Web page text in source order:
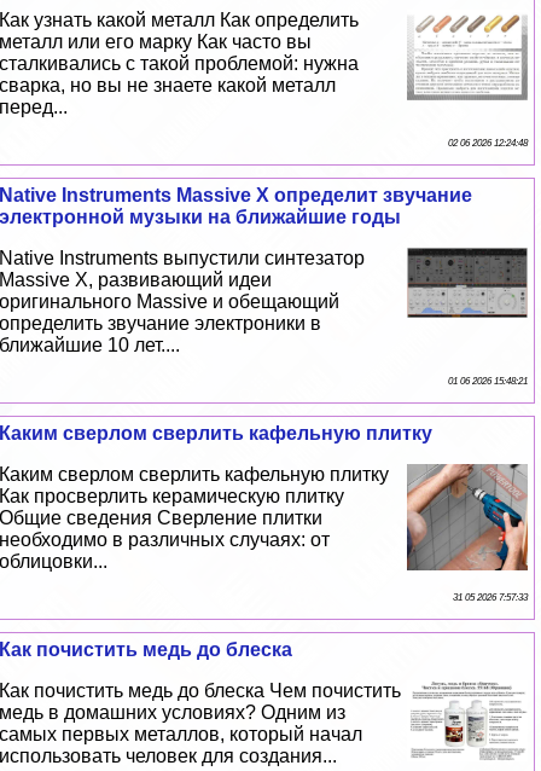
Как узнать какой металл Как определить
металл или его марку Как часто вы
сталкивались с такой проблемой: нужна
сварка, но вы не знаете какой металл
перед...
02 06 2026 12:24:48
Native Instruments Massive X определит звучание
электронной музыки на ближайшие годы
Native Instruments выпустили синтезатор
Massive X, развивающий идеи
оригинального Massive и обещающий
определить звучание электроники в
ближайшие 10 лет....
01 06 2026 15:48:21
Каким сверлом сверлить кафельную плитку
Каким сверлом сверлить кафельную плитку
Как просверлить керамическую плитку
Общие сведения Сверление плитки
необходимо в различных случаях: от
облицовки...
31 05 2026 7:57:33
Как почистить медь до блеска
Как почистить медь до блеска Чем почистить
медь в домашних условиях? Одним из
самых первых металлов, который начал
использовать человек для создания...